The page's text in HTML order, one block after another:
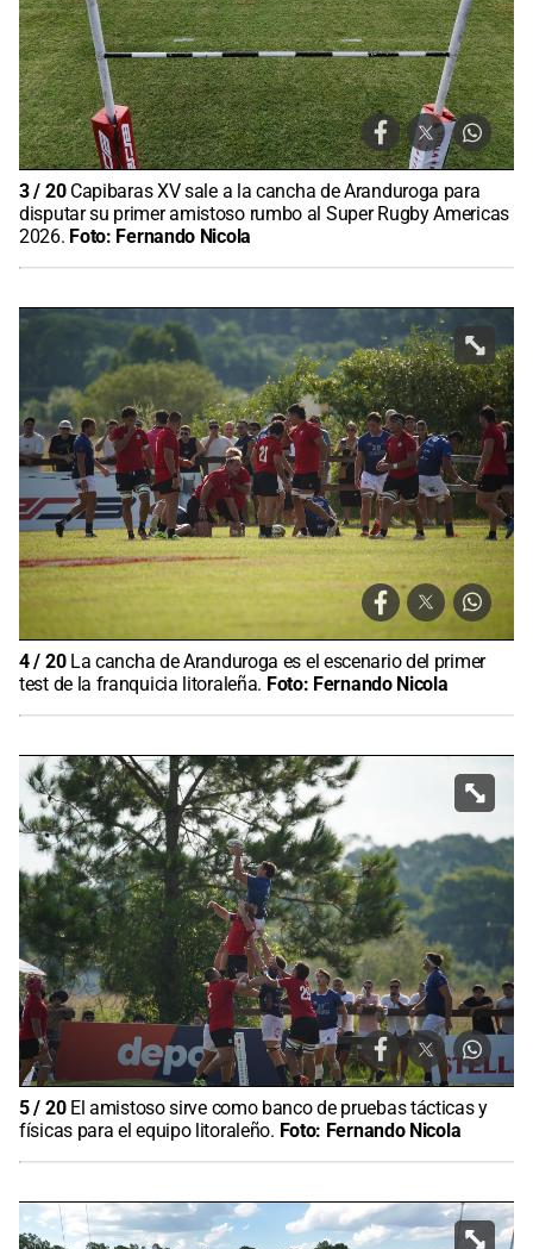
3/ 20 Capibaras XV sale a la cancha de Aranduroga para
disputar su primer amistoso rumbo al Super Rugby Americas
2026. Foto: Fernando Nicola
4/ 20 La cancha de Aranduroga es el escenario del primer
test de la franquicia litoraleña. Foto: Fernando Nicola
5/ 20 El amistoso sirve como banco de pruebas tácticas y
físicas para el equipo litoraleño. Foto: Fernando Nicola